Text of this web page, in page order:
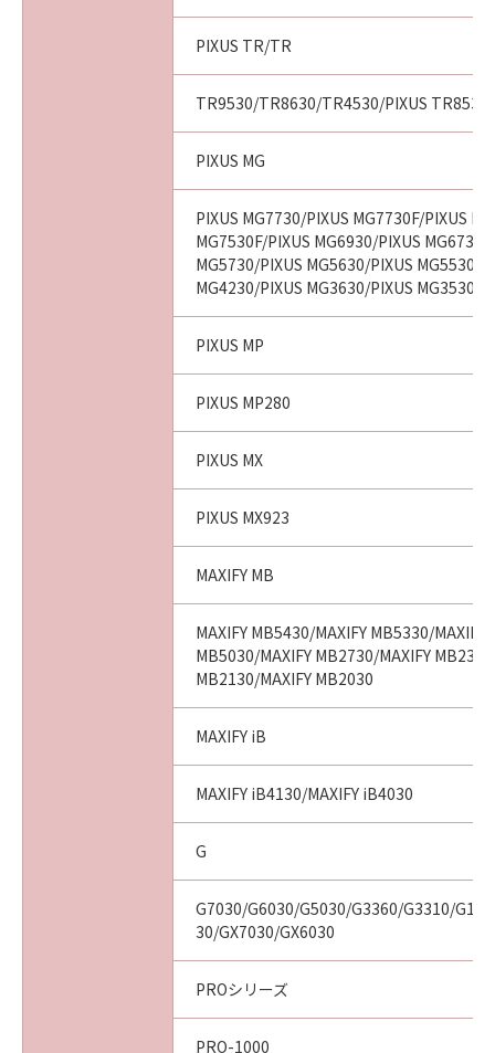
PIXUS TR/TR
TR9530/TR8630/TR4530/PIXUS
PIXUS MG
PIXUS MG7730/PIXUS MG7730F/PIXUS
MG7530F/PIXUS MG6930/PIXUS MG6730/
MG5730/PIXUS MG5630/PIXUS MG5530/
MG4230/PIXUS MG3630/PIXUS MG3530
PIXUS MP
PIXUS MP280
PIXUS MX
PIXUS MX923
MAXIFY MB
MAXIFY MB5430/MAXIFY MB5330/MAXIFY
MB5030/MAXIFY MB2730/MAXIFY
MB2130/MAXIFY MB2030
MAXIFY iB
MAXIFY iB4130/MAXIFY iB4030
G
G7030/G6030/G5030/G3360/G3310/
30/GX7030/GX6030
PROシリーズ
PRO-1000